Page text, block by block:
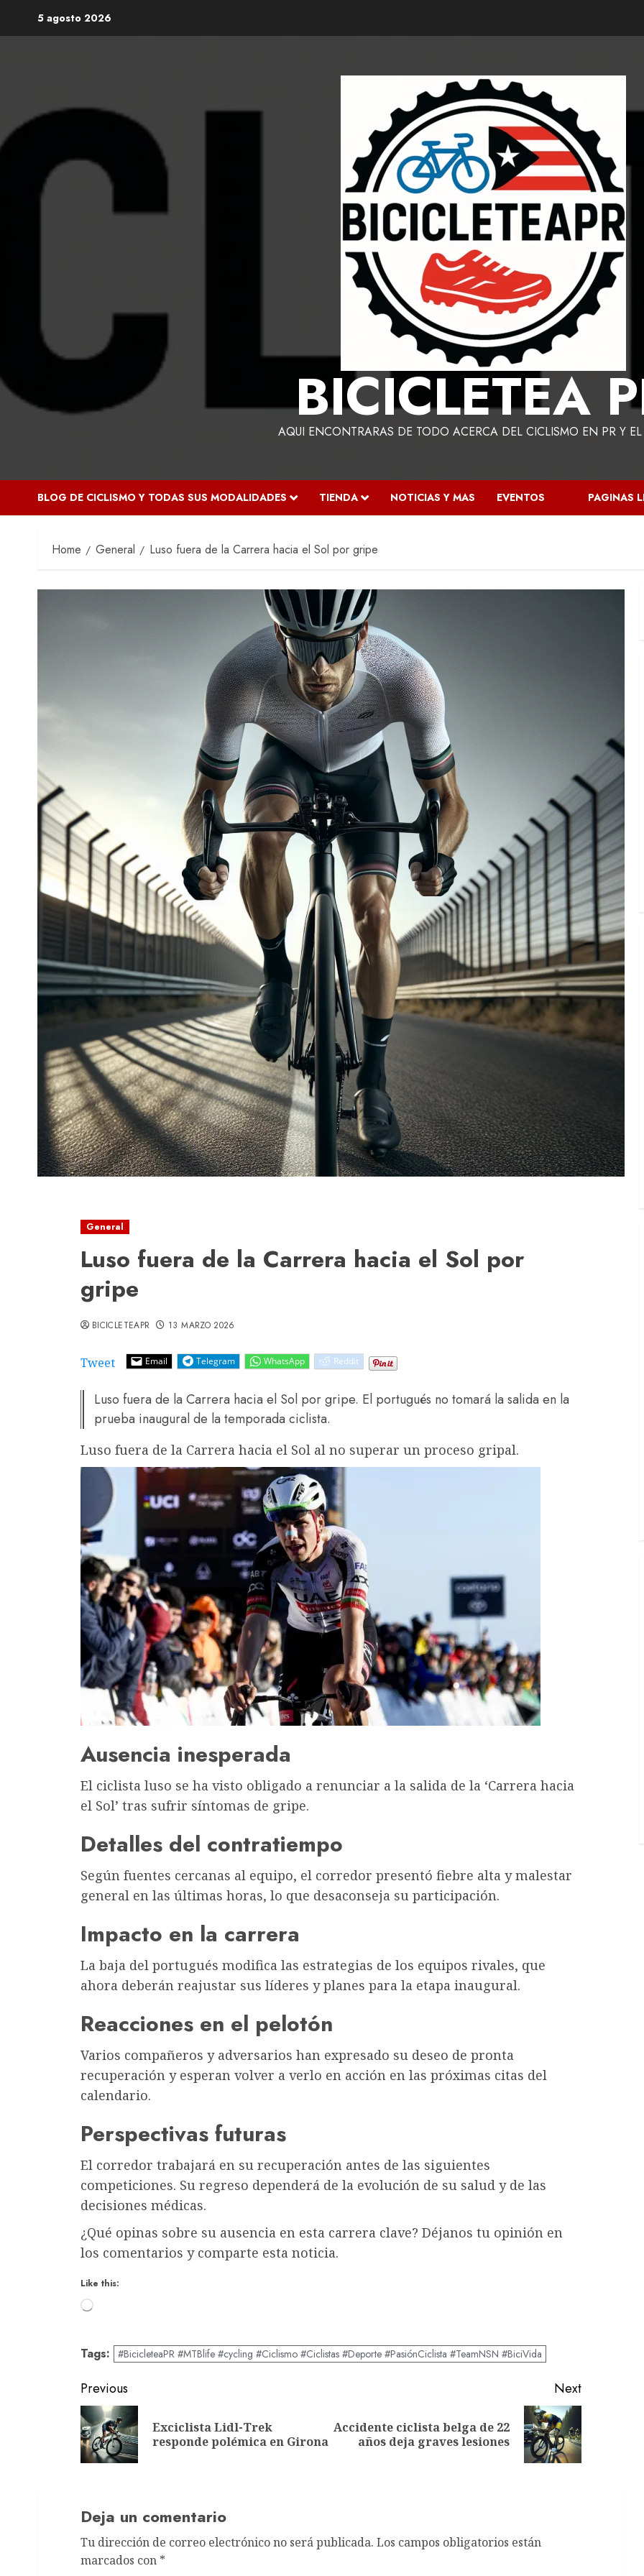
5 agosto 2026
BICICLETEA
AQUI ENCONTRARAS DE TODO ACERCA DEL CICLISMO EN PR Y
BLOG DE CICLISMO Y TODAS SUS MODALIDADES TIENDA NOTICIAS Y MAS EVENTOS PAGINAS
Home General Luso fuera de la Carrera hacia el Sol por gripe
General
Luso fuera de la Carrera hacia el Sol por
gripe
Tweet Email Telegram WhatsApp Reddit
BICICLETEAPR 13 MARZO 2026
Luso fuera de la Carrera hacia el Sol por gripe. El portugués no tomará la salida en la
prueba inaugural de la temporada ciclista.
Luso fuera de la Carrera hacia el Sol al no superar un proceso gripal.
Ausencia inesperada
El ciclista luso se ha visto obligado a renunciar a la salida de la ‘Carrera hacia
el Sol’ tras sufrir síntomas de gripe.
Detalles del contratiempo
Según fuentes cercanas al equipo, el corredor presentó fiebre alta y malestar
general en las últimas horas, lo que desaconseja su participación.
Impacto en la carrera
La baja del portugués modifica las estrategias de los equipos rivales, que
ahora deberán reajustar sus líderes y planes para la etapa inaugural.
Reacciones en el pelotón
Varios compañeros y adversarios han expresado su deseo de pronta
recuperación y esperan volver a verlo en acción en las próximas citas del
calendario.
Perspectivas futuras
El corredor trabajará en su recuperación antes de las siguientes
competiciones. Su regreso dependerá de la evolución de su salud y de las
decisiones médicas.
¿Qué opinas sobre su ausencia en esta carrera clave? Déjanos tu opinión en
los comentarios y comparte esta noticia.
Like this:
Loading…
Tags: #BicicleteaPR #MTBlife #cycling #Ciclismo #Ciclistas #Deporte #PasiónCiclista #TeamNSN #BiciVida
Post
navigation
Previous
Previous
post:
Exciclista Lidl-Trek
responde polémica en Girona
Next
Next
post:
Accidente ciclista belga de 22
años deja graves lesiones
Deja un comentario
Tu dirección de correo electrónico no será publicada. Los campos obligatorios están
marcados con *